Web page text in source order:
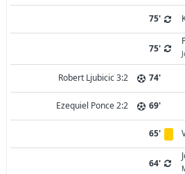
75'
75'
Robert Ljubicic 3:2 74'
Ezequiel Ponce 2:2 69'
65'
64'